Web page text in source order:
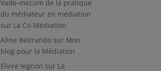
Vade-mecum de la pratique
du médiateur en médiation
sur La Co-Médiation
Aline Beltrando sur Mon
blog pour la Médiation
Elvire Vignon sur La